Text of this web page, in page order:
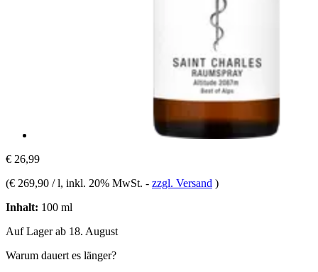
€ 26,99
(€ 269,90 / l, inkl. 20% MwSt. - zzgl. Versand )
Inhalt: 100 ml
Auf Lager ab 18. August
Warum dauert es länger?